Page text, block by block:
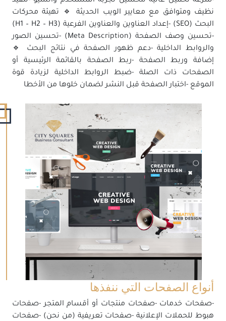
نظيف ومتوافق مع معايير الويب الحديثة 🔹 تهيئة محركات
البحث (SEO) -إعداد العناوين والعناوين الفرعية (H1 – H2 – H3)
-تحسين وصف الصفحة (Meta Description) -تحسين الصور
والروابط الداخلية -دعم ظهور الصفحة في نتائج البحث 🔹
إضافة وربط الصفحة -ربط الصفحة بالقائمة الرئيسية أو
الصفحات ذات الصلة -ضبط الروابط الداخلية لزيادة قوة
الموقع -اختبار الصفحة قبل النشر لضمان خلوها من الأخطا
أنواع الصفحات التي ننفذها
-صفحات خدمات -صفحات منتجات أو أقسام المتجر -صفحات
هبوط للحملات الإعلانية -صفحات تعريفية (من نحن) -صفحات